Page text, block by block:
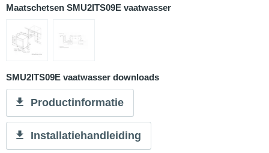
Maatschetsen SMU2ITS09E vaatwasser
SMU2ITS09E vaatwasser downloads
Productinformatie
Installatiehandleiding